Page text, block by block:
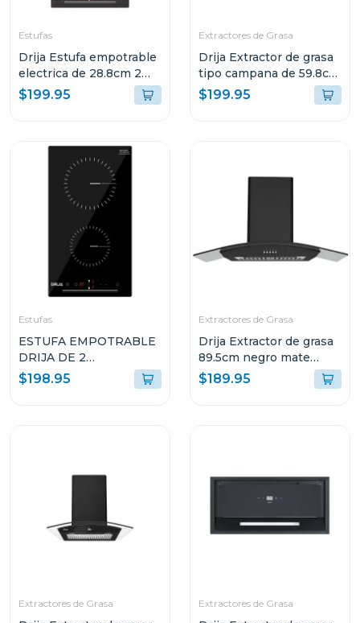
Estufas
Drija Estufa empotrable
electrica de 28.8cm 2
quemadores control
tactil berlin
$199.95
Extractores de Grasa
Drija Extractor de grasa
tipo campana de 59.8cm
triangolo
$199.95
Estufas
ESTUFA EMPOTRABLE
DRIJA DE 2
QUEMADORES
ELÉCTRICOS
$198.95
Extractores de Grasa
Drija Extractor de grasa
89.5cm negro mate
galaxy90
$189.95
Extractores de Grasa Extractores de Grasa